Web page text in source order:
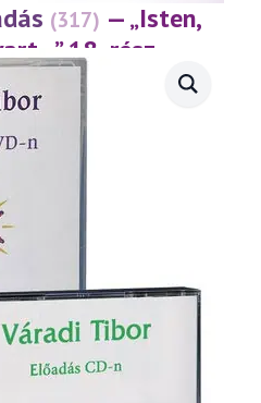
(317) — „Isten,
18. rész